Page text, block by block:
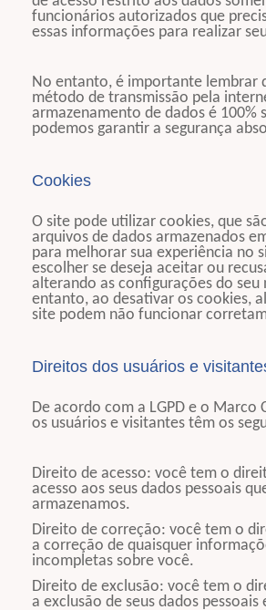
funcionários autorizados que
essas informações para realizar
No entanto, é importante lembrar
método de transmissão pela
armazenamento de dados é 100%
podemos garantir a segurança
Cookies
O site pode utilizar cookies, que
arquivos de dados armazenados
para melhorar sua experiência no
escolher se deseja aceitar ou
alterando as configurações do seu
entanto, ao desativar os cookies,
site podem não funcionar
Direitos dos usuários e
De acordo com a LGPD e o Marco
os usuários e visitantes têm os
Direito de acesso: você tem o
acesso aos seus dados pessoais
armazenamos.
Direito de correção: você tem o
a correção de quaisquer
incompletas sobre você.
Direito de exclusão: você tem o
a exclusão de seus dados pessoais